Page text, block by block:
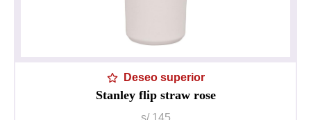
Deseo superior
Stanley flip straw rose
s/ 145